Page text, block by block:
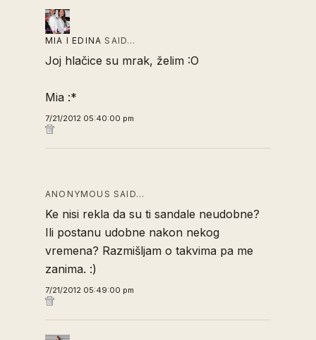
MIA I EDINA SAID…
Joj hlačice su mrak, želim :O
Mia :*
7/21/2012 05:40:00 pm
ANONYMOUS SAID…
Ke nisi rekla da su ti sandale neudobne?
Ili postanu udobne nakon nekog
vremena? Razmišljam o takvima pa me
zanima. :)
7/21/2012 05:49:00 pm